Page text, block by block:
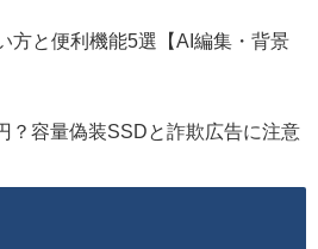
方と便利機能5選【AI編集・背景
？容量偽装SSDと詐欺広告に注意